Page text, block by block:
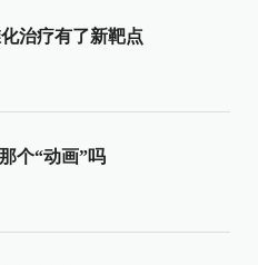
治疗有了新靶点
个“动画”吗